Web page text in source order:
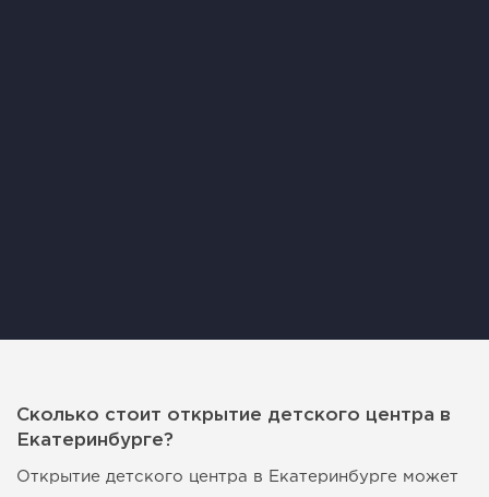
Сколько стоит открытие детского центра в
Екатеринбурге?
Открытие детского центра в Екатеринбурге может